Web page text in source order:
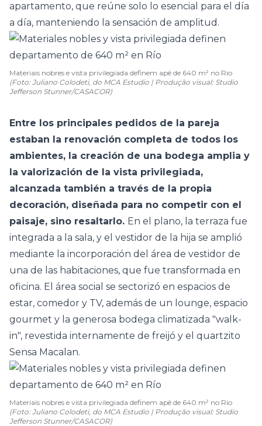
apartamento, que reúne solo lo esencial para el día
a día, manteniendo la sensación de amplitud.
Materiais nobres e vista privilegiada definem apê de 640 m² no Rio
(Foto: Juliano Colodeti, do MCA Estudio | Produção visual: Studio
Jefferson Stunner/CASACOR)
Entre los principales pedidos de la pareja
estaban la renovación completa de todos los
ambientes, la creación de una bodega amplia y
la valorización de la vista privilegiada,
alcanzada también a través de la propia
decoración, diseñada para no competir con el
paisaje, sino resaltarlo. En el plano, la terraza fue
integrada a la sala, y el vestidor de la hija se amplió
mediante la incorporación del área de vestidor de
una de las habitaciones, que fue transformada en
oficina. El área social se sectorizó en espacios de
estar, comedor y TV, además de un lounge, espacio
gourmet y la generosa bodega climatizada "walk-
in", revestida internamente de freijó y el quartzito
Sensa Macalan.
Materiais nobres e vista privilegiada definem apê de 640 m² no Rio
(Foto: Juliano Colodeti, do MCA Estudio | Produção visual: Studio
Jefferson Stunner/CASACOR)